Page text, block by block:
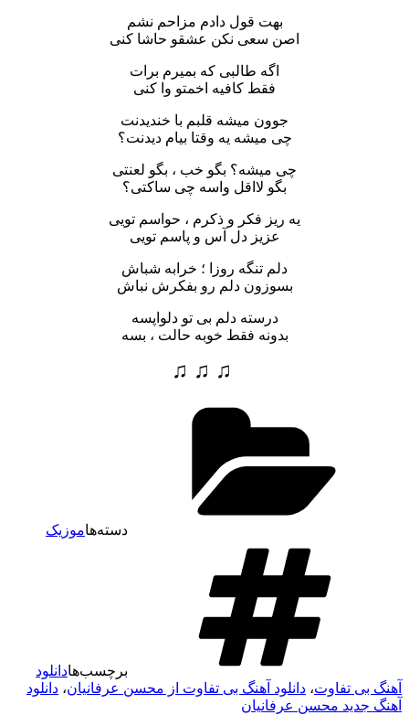
بهت قول دادم مزاحم نشم
اصن سعی نکن عشقو حاشا کنی
اگه طالبی که بمیرم برات
فقط کافیه اخمتو وا کنی
جوون میشه قلبم با خندیدنت
چی میشه یه وقتا بیام دیدنت؟
چی میشه؟ بگو خب ، بگو لعنتی
بگو لااقل واسه چی ساکتی؟
یه ریز فکر و ذکرم ، حواسم تویی
عزیز دل آس و پاسم تویی
دلم تنگه روزا ؛ خرابه شباش
بسوزون دلم رو بفکرش نباش
درسته دلم بی تو دلواپسه
بدونه فقط خوبه حالت ، بسه
♫ ♫ ♫
دسته‌هاموزیک
برچسب‌هادانلود
بی تفاوت،دانلود آهنگ بی تفاوت از محسن عرفانیان،دانلود
جدید محسن عرفانیان